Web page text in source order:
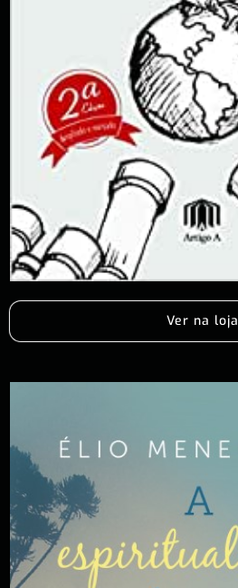
Ver na loja